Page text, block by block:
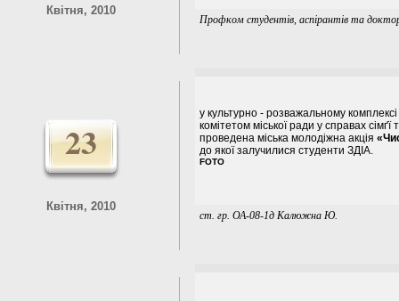
Квітня, 2010
Профком студентів, аспірантів та
23
Квітня, 2010
у культурно - розважальному
комітетом міської ради у справах сімґї
проведена міська молодіжна акція
до якої залучилися студенти ЗДІА.
FOTO
ст. гр. ОА-08-1д Калюжна Ю.